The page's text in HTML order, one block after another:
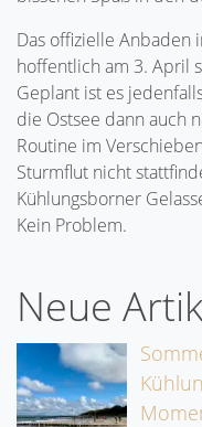
Das offizielle Anbaden
hoffentlich am 3. April
Geplant ist es
die Ostsee dann auch
Routine im
Sturmflut nicht
Kühlungsborner
Kein Problem.
Neue